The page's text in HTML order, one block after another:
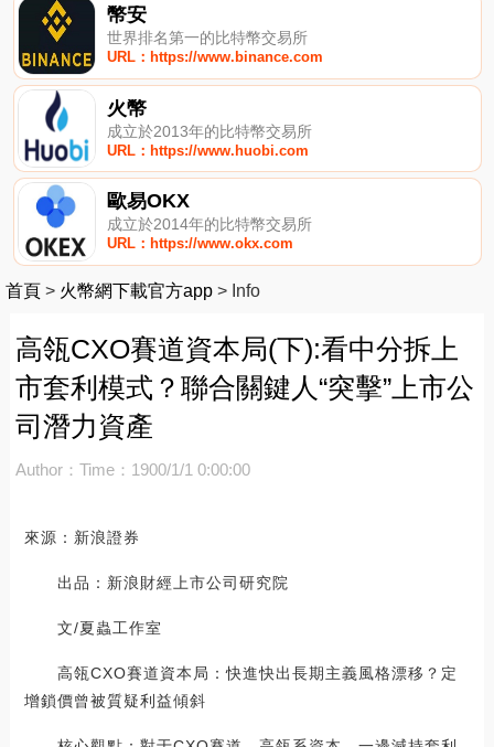
幣安
世界排名第一的比特幣交易所
URL：https://www.binance.com
火幣
成立於2013年的比特幣交易所
URL：https://www.huobi.com
歐易OKX
成立於2014年的比特幣交易所
URL：https://www.okx.com
首頁 > 火幣網下載官方app > Info
高瓴CXO賽道資本局(下):看中分拆上
市套利模式？聯合關鍵人“突擊”上市公
司潛力資產
Author： Time：1900/1/1 0:00:00
來源：新浪證券
出品：新浪財經上市公司研究院
文/夏蟲工作室
高瓴CXO賽道資本局：快進快出長期主義風格漂移？定
增鎖價曾被質疑利益傾斜